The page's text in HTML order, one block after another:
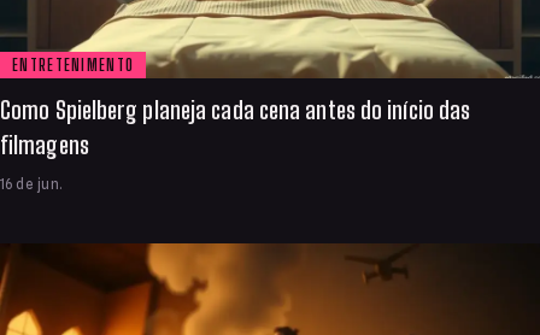
ENTRETENIMENTO
Como Spielberg planeja cada cena antes do início das
filmagens
16 de jun.